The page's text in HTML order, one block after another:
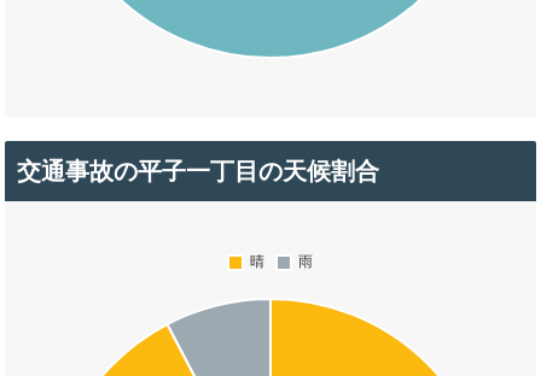
交通事故の平子一丁目の天候割合